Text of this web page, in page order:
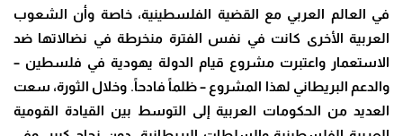
في العالم العربي مع القضية الفلسطينية، خاصة وأن الشعوب
العربية الأخرى كانت في نفس الفترة منخرطة في نضالاتها ضد
الاستعمار واعتبرت مشروع قيام الدولة يهودية في فلسطين –
والدعم البريطاني لهذا المشروع – ظلماً فادحاً. وخلال الثورة، سعت
العديد من الحكومات العربية إلى التوسط بين القيادة القومية